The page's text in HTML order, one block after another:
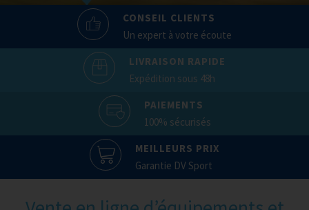
CONSEIL CLIENTS
Un expert à votre écoute
LIVRAISON RAPIDE
Expédition sous 48h
PAIEMENTS
100% sécurisés
MEILLEURS PRIX
Garantie DV Sport